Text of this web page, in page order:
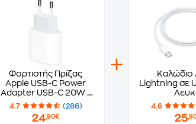
Φορτιστής Πρίζας
Apple USB-C Power
Adapter USB-C 20W -
White
4.7 (286)
24,90€
Καλώδιο
Lightning σε
4.6
25